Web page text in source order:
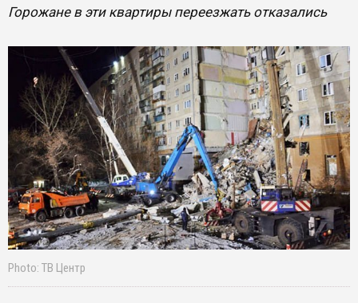
Горожане в эти квартиры переезжать отказались
Photo: ТВ Центр